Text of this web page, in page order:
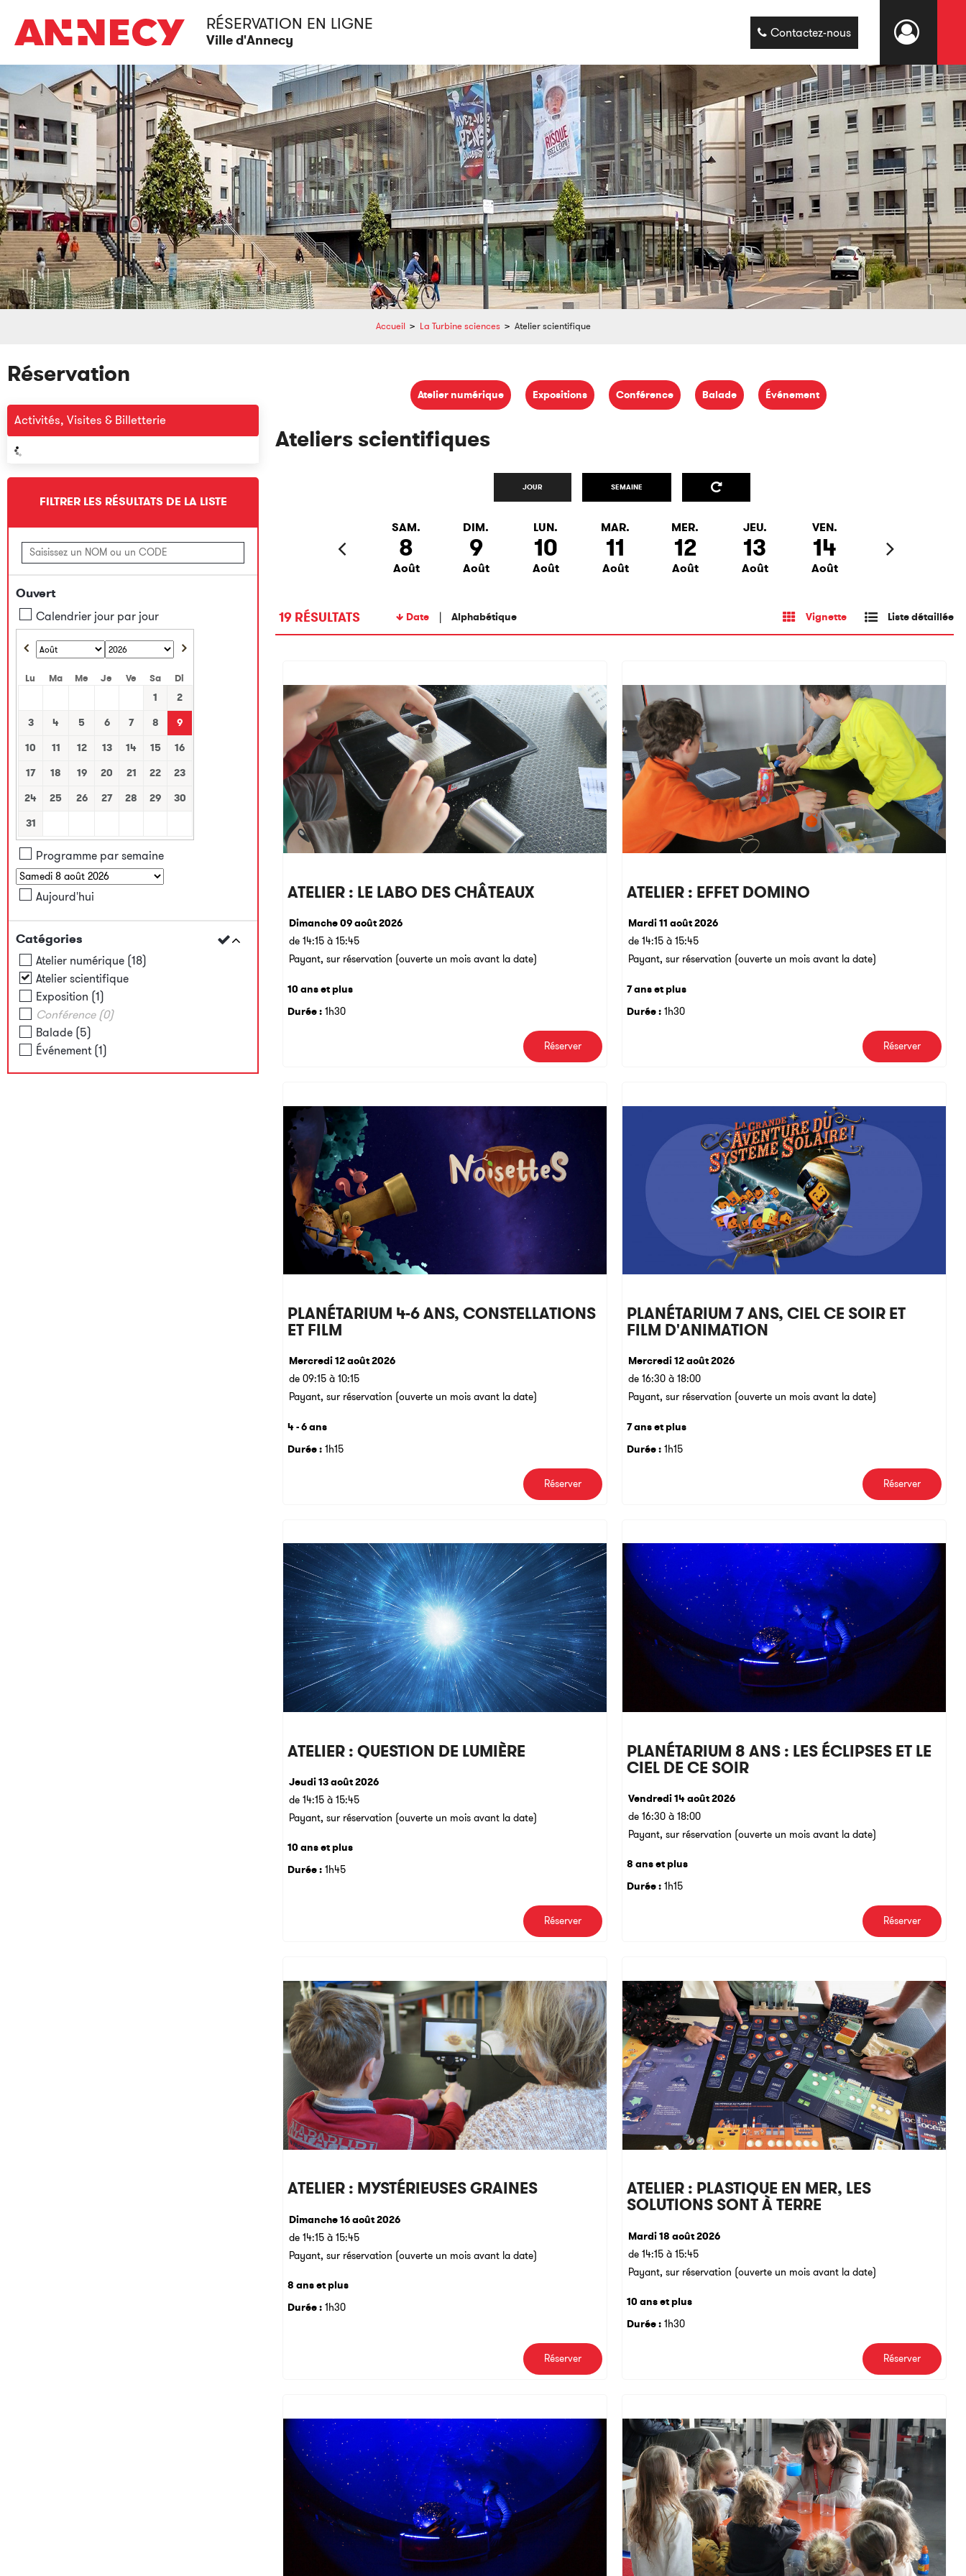
RÉSERVATION EN LIGNE
Ville d'Annecy Contactez-nous
Accueil > La Turbine sciences > Atelier scientifique
Réservation
Activités, Visites & Billetterie
FILTRER LES RÉSULTATS DE LA LISTE
Ouvert
Calendrier jour par jour
Lu Ma Me Je Ve Sa Di
1
2
3
4 5 6 7 8
9
10
11 12 13 14 15
16
17
18 19 20 21 22
23
24
25 26 27 28 29
30
31
Programme par semaine
Aujourd'hui
Catégories
Atelier numérique (18)
Atelier scientifique
Exposition (1)
Conférence(0)
Balade (5)
Événement(1)
Atelier numérique Expositions Conférence Balade Événement
Ateliers scientifiques
JOUR SEMAINE
SAM.
8
Août
DIM.
9
Août
LUN.
10
Août
MAR.
11
Août
MER.
12
Août
JEU.
13
Août
VEN.
14
Août
Vignette Liste détaillée
19 RÉSULTATS Date Alphabétique
ATELIER : LE LABO DES CHÂTEAUX
Dimanche 09 août 2026
de 14:15 à 15:45
Payant, sur réservation (ouverte un mois avant la date)
Durée : 1h30
10 ans et plus
Réserver
ATELIER : EFFET DOMINO
Mardi 11 août 2026
de 14:15 à 15:45
Payant, sur réservation (ouverte un mois avant la date)
Durée : 1h30
7 ans et plus
Réserver
PLANÉTARIUM 4-6 ANS, CONSTELLATIONS
ET FILM
Mercredi 12 août 2026
de 09:15 à 10:15
Payant, sur réservation (ouverte un mois avant la date)
Durée : 1h15
4 - 6 ans
Réserver
PLANÉTARIUM 7 ANS, CIEL CE SOIR ET
FILM D'ANIMATION
Mercredi 12 août 2026
de 16:30 à 18:00
Payant, sur réservation (ouverte un mois avant la date)
Durée : 1h15
7 ans et plus
Réserver
ATELIER : QUESTION DE LUMIÈRE
Jeudi 13 août 2026
de 14:15 à 15:45
Payant, sur réservation (ouverte un mois avant la date)
Durée : 1h45
10 ans et plus
Réserver
PLANÉTARIUM 8 ANS : LES ÉCLIPSES ET LE
CIEL DE CE SOIR
Vendredi 14 août 2026
de 16:30 à 18:00
Payant, sur réservation (ouverte un mois avant la date)
Durée : 1h15
8 ans et plus
Réserver
ATELIER : MYSTÉRIEUSES GRAINES
Dimanche 16 août 2026
de 14:15 à 15:45
Payant, sur réservation (ouverte un mois avant la date)
Durée : 1h30
8 ans et plus
Réserver
ATELIER : PLASTIQUE EN MER, LES
SOLUTIONS SONT À TERRE
Mardi 18 août 2026
de 14:15 à 15:45
Payant, sur réservation (ouverte un mois avant la date)
Durée : 1h30
10 ans et plus
Réserver